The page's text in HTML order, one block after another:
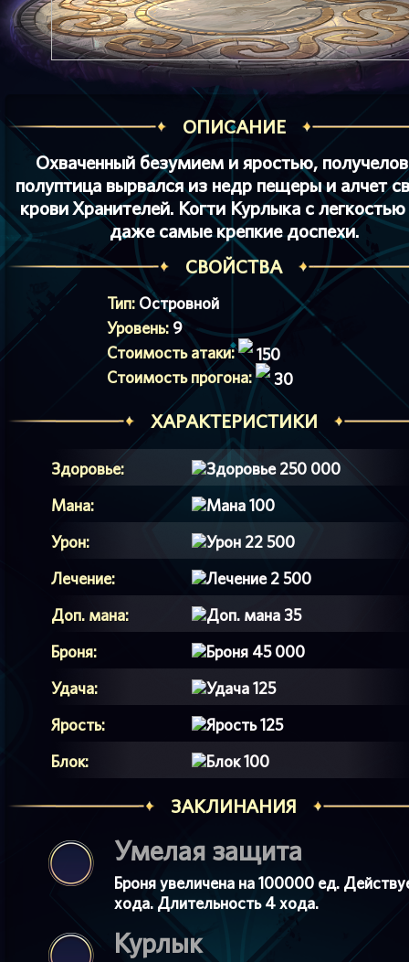
ОПИСАНИЕ
Охваченный безумием и яростью,
полуптица вырвался из недр пещеры и алчет
крови Хранителей. Когти Курлыка с легкостью
даже самые крепкие доспехи.
СВОЙСТВА
Тип: Островной
Уровень: 9
Стоимость атаки:
150
Стоимость прогона:
30
ХАРАКТЕРИСТИКИ
Здоровье:
250 000
Мана:
100
Урон:
22 500
Лечение:
2 500
Доп. мана:
35
Броня:
45 000
Удача:
125
Ярость:
125
Блок:
100
ЗАКЛИНАНИЯ
Умелая защита
Броня увеличена на 100000 ед.
хода. Длительность 4 хода.
Курлык